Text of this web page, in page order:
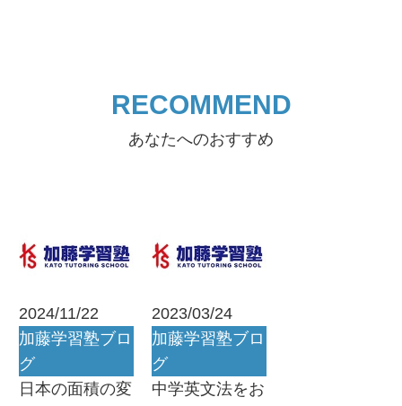
RECOMMEND
あなたへのおすすめ
2024/11/22
加藤学習塾ブロ
グ
日本の面積の変
2023/03/24
加藤学習塾ブロ
グ
中学英文法をお